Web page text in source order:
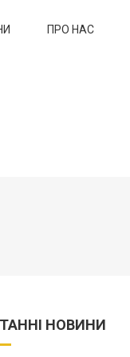
ПРО НАС
НОВИНИ